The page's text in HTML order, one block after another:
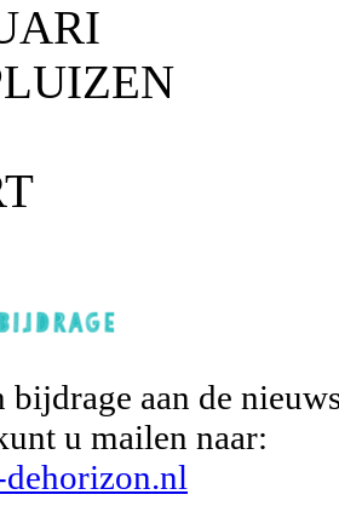
bijdrage aan de
u mailen naar: